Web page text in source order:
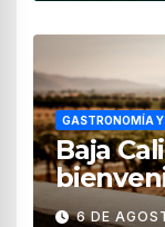
GASTRONOMÍA Y
Baja
6 DE